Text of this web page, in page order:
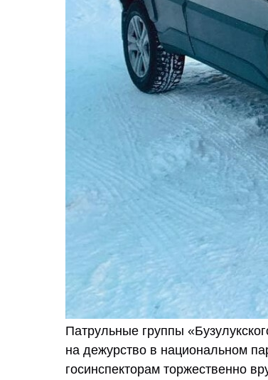
Патрульные группы
на дежурство в национальном
госинспекторам торжественно